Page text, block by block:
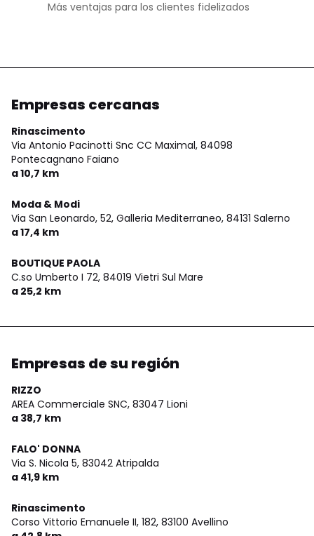
Más ventajas para los clientes fidelizados
Empresas cercanas
Rinascimento
Via Antonio Pacinotti Snc CC Maximal, 84098
Pontecagnano Faiano
a 10,7 km
Moda & Modi
Via San Leonardo, 52, Galleria Mediterraneo, 84131 Salerno
a 17,4 km
BOUTIQUE PAOLA
C.so Umberto I 72, 84019 Vietri Sul Mare
a 25,2 km
Empresas de su región
RIZZO
AREA Commerciale SNC, 83047 Lioni
a 38,7 km
FALO' DONNA
Via S. Nicola 5, 83042 Atripalda
a 41,9 km
Rinascimento
Corso Vittorio Emanuele II, 182, 83100 Avellino